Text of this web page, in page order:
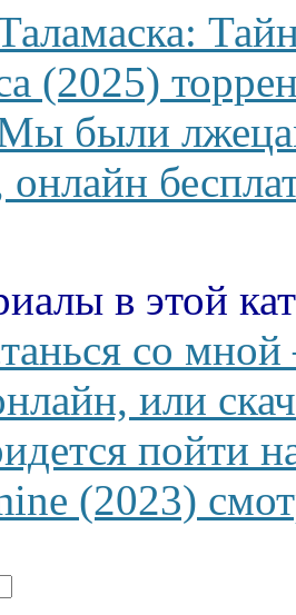
(2025)
были
онлайн
в этой
со
или
пойти
(2023)